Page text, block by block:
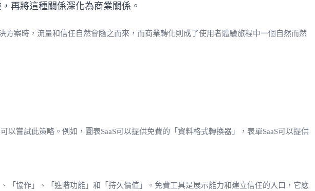
再將這種關係深化為商業關係。
案時，流量和信任自然會隨之而來，而商業轉化則成了使用者體驗旅程中一個自然而然
嘗試此策略。例如，圖表SaaS可以提供免費的「資料格式轉換器」，表單SaaS可以提供
協作」、「進階功能」和「持久價值」。免費工具是展示能力和建立信任的入口，它應